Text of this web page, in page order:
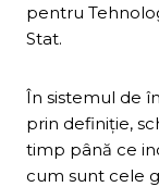
pentru
Stat.
În sistemul de
prin definiţie,
timp până ce
cum sunt cele